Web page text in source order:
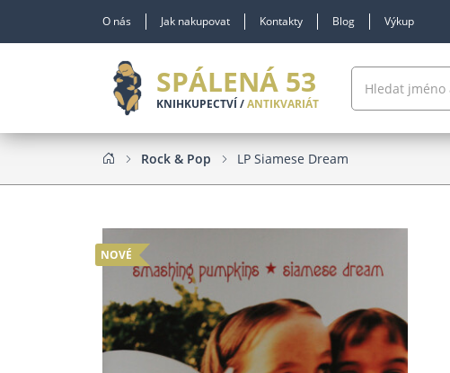
O nás Jak nakupovat Kontakty Blog Výkup
SPÁLENÁ 53
KNIHKUPECTVÍ /ANTIKVARIÁT
Rock & Pop LP Siamese Dream
NOVÉ